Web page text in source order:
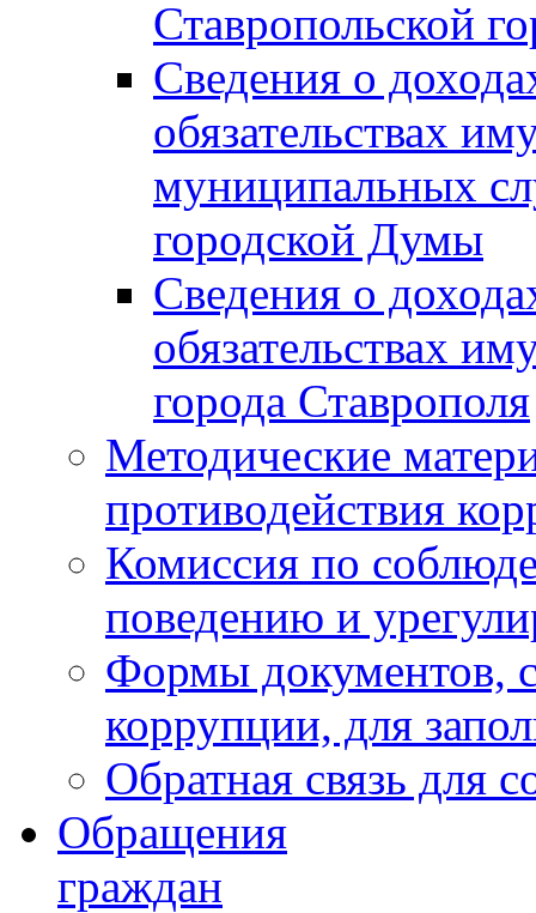
Ставропольской
Сведения о
обязательствах
муниципальных
городской Думы
Сведения о
обязательствах
города Ставрополя
Методические
противодействия
Комиссия по
поведению и
Формы документов,
коррупции, для
Обратная связь для
Обращения
граждан